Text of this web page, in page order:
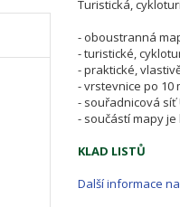
Turistická,
- oboustranná
- turistické,
- praktické,
- vrstevnice po 10
- souřadnicová síť
- součástí mapy
KLAD LISTŮ
Další informace